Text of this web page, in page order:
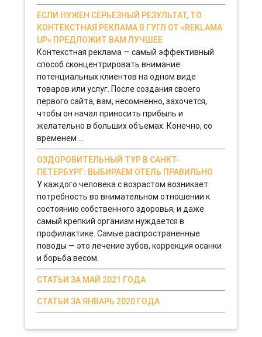
ЕСЛИ НУЖЕН СЕРЬЕЗНЫЙ РЕЗУЛЬТАТ, ТО
КОНТЕКСТНАЯ РЕКЛАМА В ГУГЛ ОТ «REKLAMA
UP» ПРЕДЛОЖИТ ВАМ ЛУЧШЕЕ
Контекстная реклама — самый эффективный
способ сконцентрировать внимание
потенциальных клиентов на одном виде
товаров или услуг. После создания своего
первого сайта, вам, несомненно, захочется,
чтобы он начал приносить прибыль и
желательно в больших объемах. Конечно, со
временем ...
ОЗДОРОВИТЕЛЬНЫЙ ТУР В САНКТ-
ПЕТЕРБУРГ: ВЫБИРАЕМ ОТЕЛЬ ПРАВИЛЬНО
У каждого человека с возрастом возникает
потребность во внимательном отношении к
состоянию собственного здоровья, и даже
самый крепкий организм нуждается в
профилактике. Самые распространенные
поводы — это лечение зубов, коррекция осанки
и борьба весом.
СТАТЬИ ЗА МАЙ 2021 ГОДА
СТАТЬИ ЗА ЯНВАРЬ 2020 ГОДА